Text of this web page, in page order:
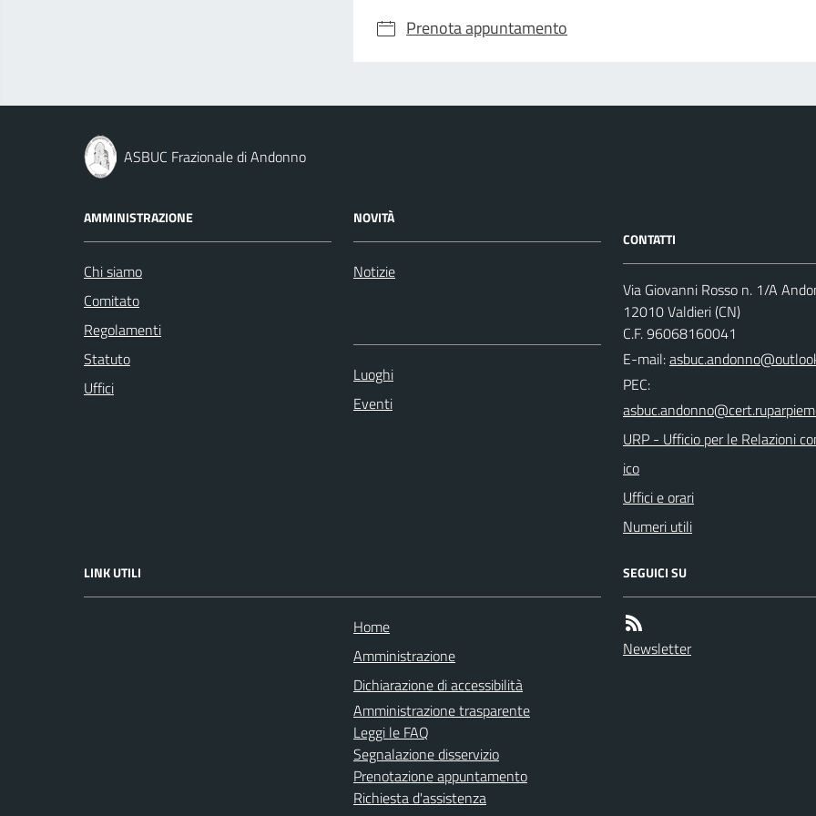
Prenota appuntamento
ASBUC Frazionale di Andonno
AMMINISTRAZIONE
Chi siamo
Comitato
Regolamenti
Statuto
Uffici
NOVITÀ
Notizie
Luoghi
Eventi
CONTATTI
Via Giovanni Rosso n. 1/A
12010 Valdieri (CN)
C.F. 96068160041
E-mail:
PEC:
URP - Ufficio per le Relazioni
ico
Uffici e orari
Numeri utili
LINK UTILI
Home
Amministrazione
Dichiarazione di accessibilità
Amministrazione trasparente
Leggi le FAQ
Segnalazione disservizio
Prenotazione appuntamento
Richiesta d'assistenza
SEGUICI SU
Newsletter